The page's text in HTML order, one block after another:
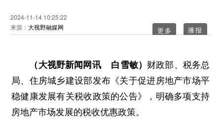
2024-11-14 10:25:22
来源： 大视野融媒网 更多
（大视野新闻网讯 白雪敏） 财政部、税务总
局、住房城乡建设部发布《关于促进房地产市场平
稳健康发展有关税收政策的公告》，明确多项支持
房地产市场发展的税收优惠政策。